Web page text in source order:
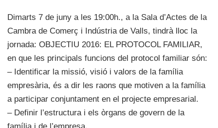
Dimarts 7 de juny a les 19:00h., a la Sala d’Actes de la
Cambra de Comerç i Indústria de Valls, tindrà lloc la
jornada: OBJECTIU 2016: EL PROTOCOL FAMILIAR,
en que les principals funcions del protocol familiar són:
– Identificar la missió, visió i valors de la família
empresària, és a dir les raons que motiven a la família
a participar conjuntament en el projecte empresarial.
– Definir l’estructura i els òrgans de govern de la